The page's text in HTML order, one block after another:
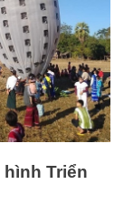
Triển